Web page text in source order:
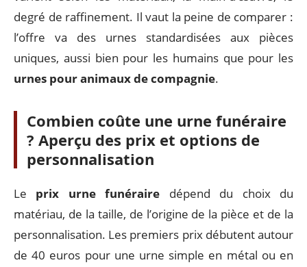
degré de raffinement. Il vaut la peine de comparer :
l’offre va des urnes standardisées aux pièces
uniques, aussi bien pour les humains que pour les
urnes pour animaux de compagnie.
Combien coûte une urne funéraire
? Aperçu des prix et options de
personnalisation
Le prix urne funéraire dépend du choix du
matériau, de la taille, de l’origine de la pièce et de la
personnalisation. Les premiers prix débutent autour
de 40 euros pour une urne simple en métal ou en